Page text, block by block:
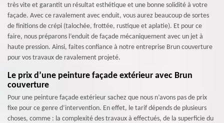
très vite et garantit un résultat esthétique et une bonne solidité à votre
façade. Avec ce ravalement avec enduit, vous aurez beaucoup de sortes
de finitions de crépi (talochée, frottée, rustique et aplatie). Et pour ce
faire, nous préparons l’enduit de façade mécaniquement avec un jet à
haute pression. Ainsi, faites confiance à notre entreprise Brun couverture
pour vos travaux de ravalement projeté.
Le prix d’une peinture façade extérieur avec Brun
couverture
Pour une peinture façade extérieur sachez que nous n’avons pas de prix
fixe pour ce genre d’intervention. En effet, le tarif dépends de plusieurs
choses, comme : la complexité des travaux à effectués, de la superficie du